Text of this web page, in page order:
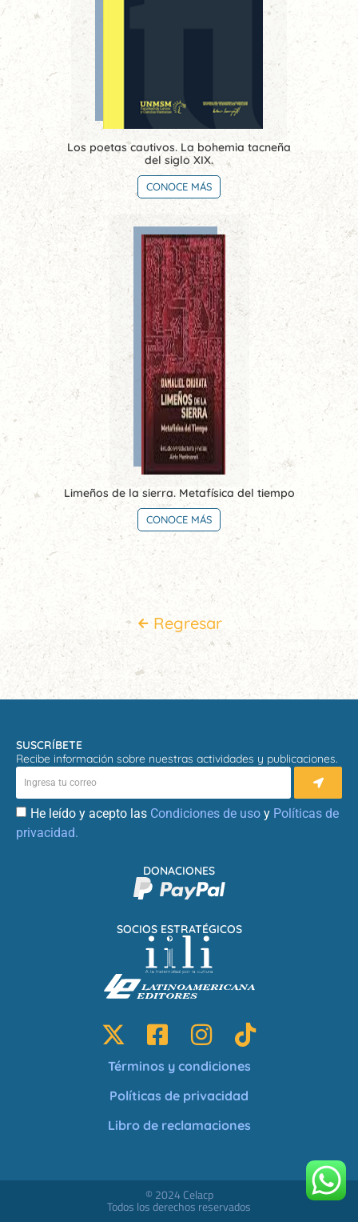
Los poetas cautivos. La bohemia tacneña
del siglo XIX.
CONOCE MÁS
Limeños de la sierra. Metafísica del tiempo
CONOCE MÁS
Regresar
SUSCRÍBETE
Recibe información sobre nuestras actividades y publicaciones.
He leído y acepto las Condiciones de uso y Políticas de
privacidad.
SOCIOS ESTRATÉGICOS
DONACIONES
Términos y condiciones
Políticas de privacidad
Libro de reclamaciones
© 2024 Celacp
Todos los derechos reservados